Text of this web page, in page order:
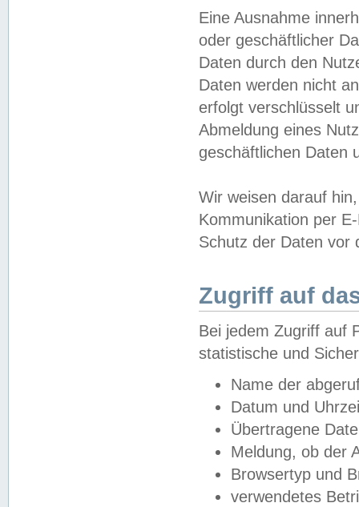
Eine Ausnahme
oder geschäftlicher
Daten durch den
Daten werden nicht
erfolgt verschlüsselt
Abmeldung eines
geschäftlichen Daten
Wir weisen darauf
Kommunikation per
Schutz der Daten vor
Zugriff auf
Bei jedem Zugriff auf
statistische und
Name der
Datum und
Übertragene
Meldung, ob der
Browsertyp und
verwendetes